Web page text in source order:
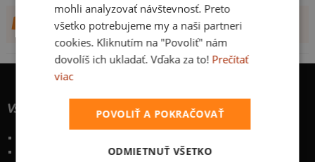
DALŠÍ NÁVRHY OD WOBEGONK
Všetko o nákupe
Garancia výmeny a vrátenia
mohli analyzovať návštevnosť. Preto
všetko potrebujeme my a naši partneri
cookies. Kliknutím na "Povoliť" nám
dovolíš ich ukladať. Vďaka za to! Prečítať
viac
POVOLIŤ A POKRAČOVAŤ
ODMIETNUŤ VŠETKO